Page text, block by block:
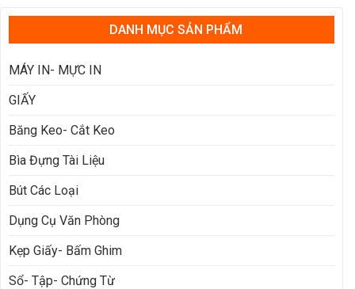
DANH MỤC SẢN PHẨM
MÁY IN- MỰC IN
GIẤY
Băng Keo- Cắt Keo
Bìa Đựng Tài Liệu
Bút Các Loại
Dụng Cụ Văn Phòng
Kẹp Giấy- Bấm Ghim
Sổ- Tập- Chứng Từ